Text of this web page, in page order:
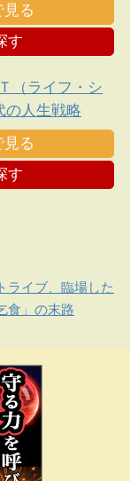
見る
す
（ライフ・シ
の人生戦略
見る
す
ライブ、臨場した
食」の末路